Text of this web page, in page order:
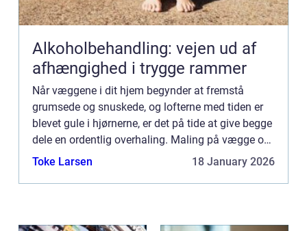
Alkoholbehandling: vejen ud af
afhængighed i trygge rammer
Når væggene i dit hjem begynder at fremstå
grumsede og snuskede, og lofterne med tiden er
blevet gule i hjørnerne, er det på tide at give begge
dele en ordentlig overhaling. Maling på vægge og
i lofter skal med jævne mellemrum friskes op.
Toke Larsen 18 January 2026